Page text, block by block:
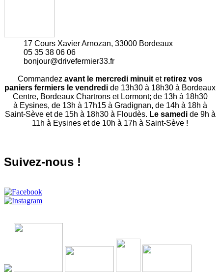
17 Cours Xavier Arnozan, 33000 Bordeaux
05 35 38 06 06
bonjour@drivefermier33.fr
Commandez avant le mercredi minuit et retirez vos
paniers fermiers le vendredi de 13h30 à 18h30 à Bordeaux
Centre, Bordeaux Chartrons et Lormont; de 13h à 18h30
à Eysines, de 13h à 17h15 à Gradignan, de 14h à 18h à
Saint-Sève et de 15h à 18h30 à Floudès. Le samedi de 9h à
11h à Eysines et de 10h à 17h à Saint-Sève !
Suivez-nous !